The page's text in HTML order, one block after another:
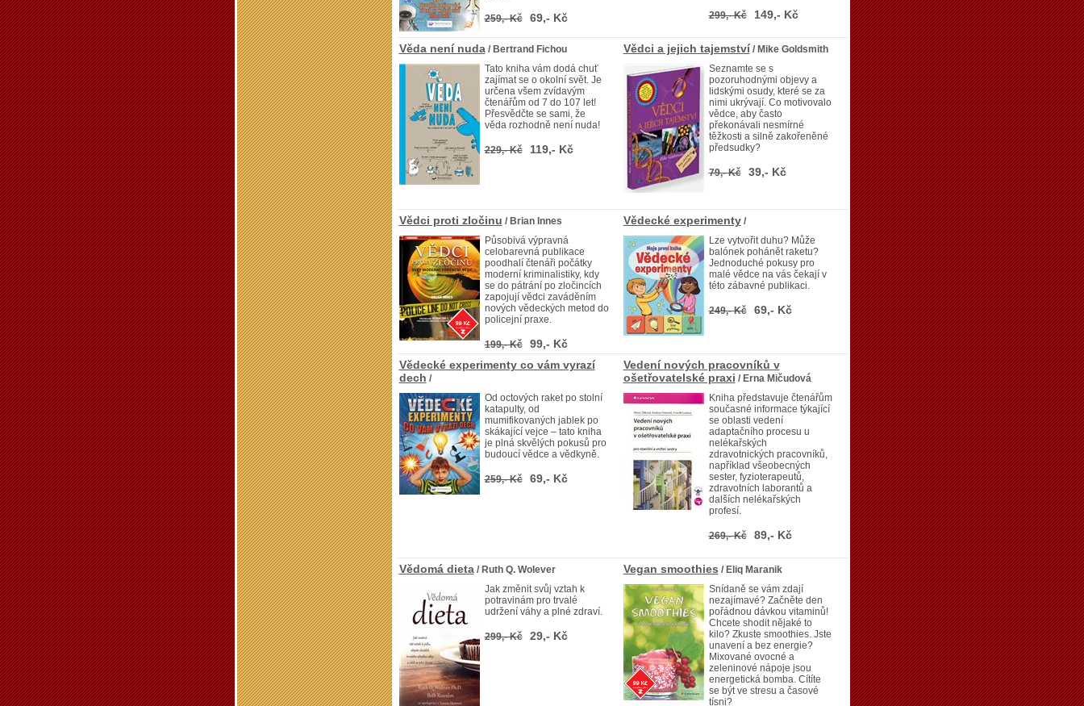
259,- Kč 69,- Kč 299,- Kč 149,- Kč
Věda není nuda/ Bertrand Fichou
Tato kniha vám dodá chuť
zajímat se o okolní svět. Je
určena všem zvídavým
čtenářům od 7 do 107 let!
Přesvědčte se sami, že
věda rozhodně není nuda!
229,- Kč 119,- Kč
Vědci a jejich tajemství / Mike Goldsmith
Seznamte se s
pozoruhodnými objevy a
lidskými osudy, které se za
nimi ukrývají. Co motivovalo
vědce, aby často
překonávali nesmírné
těžkosti a silně zakořeněné
předsudky?
79,- Kč 39,- Kč
Vědci proti zločinu / Brian Innes
Působivá výpravná
celobarevná publikace
poodhalí čtenáři počátky
moderní kriminalistiky, kdy
se do pátrání po zločincích
zapojují vědci zaváděním
nových vědeckých metod do
policejní praxe.
199,- Kč 99,- Kč
Vědecké experimenty/
Lze vytvořit duhu? Může
balónek pohánět raketu?
Jednoduché pokusy pro
malé vědce na vás čekají v
této zábavné publikaci.
249,- Kč 69,- Kč
Vědecké experimenty co vám vyrazí
dech /
Od octových raket po stolní
katapulty, od
mumifikovaných jablek po
skákající vejce – tato kniha
je plná skvělých pokusů pro
budoucí vědce a vědkyně.
259,- Kč 69,- Kč
Vedení nových pracovníků v
ošetřovatelské praxi / Erna Mičudová
Kniha představuje čtenářům
současné informace týkající
se oblasti vedení
adaptačního procesu u
nelékařských
zdravotnických pracovníků,
například všeobecných
sester, fyzioterapeutů,
zdravotních laborantů a
dalších nelékařských
profesí.
269,- Kč 89,- Kč
Vědomá dieta/ Ruth Q. Wolever
Jak změnit svůj vztah k
potravinám pro trvalé
udržení váhy a plné zdraví.
299,- Kč 29,- Kč
Vegan smoothies / Eliq Maranik
Snídaně se vám zdají
nezajímavé? Začněte den
pořádnou dávkou vitaminů!
Chcete shodit nějaké to
kilo? Zkuste smoothies. Jste
unavení a bez energie?
Mixované ovocné a
zeleninové nápoje jsou
energetická bomba. Cítíte
se být ve stresu a časové
tísni?